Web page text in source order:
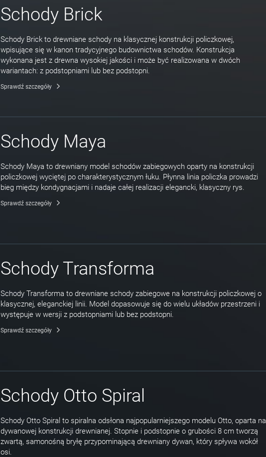
Schody Brick
Schody Brick to drewniane schody na klasycznej konstrukcji policzkowej,
wpisujące się w kanon tradycyjnego budownictwa schodów. Konstrukcja
wykonana jest z drewna wysokiej jakości i może być realizowana w dwóch
wariantach: z podstopniami lub bez podstopni.
Sprawdź szczegóły
Schody Maya
Schody Maya to drewniany model schodów zabiegowych oparty na konstrukcji
policzkowej wyciętej po charakterystycznym łuku. Płynna linia policzka prowadzi
bieg między kondygnacjami i nadaje całej realizacji elegancki, klasyczny rys.
Sprawdź szczegóły
Schody Transforma
Schody Transforma to drewniane schody zabiegowe na konstrukcji policzkowej o
klasycznej, eleganckiej linii. Model dopasowuje się do wielu układów przestrzeni i
występuje w wersji z podstopniami lub bez podstopni.
Sprawdź szczegóły
Schody Otto Spiral
Schody Otto Spiral to spiralna odsłona najpopularniejszego modelu Otto, oparta na
dywanowej konstrukcji drewnianej. Stopnie i podstopnie o grubości 8 cm tworzą
zwartą, samonośną bryłę przypominającą drewniany dywan, który spływa wokół
osi.